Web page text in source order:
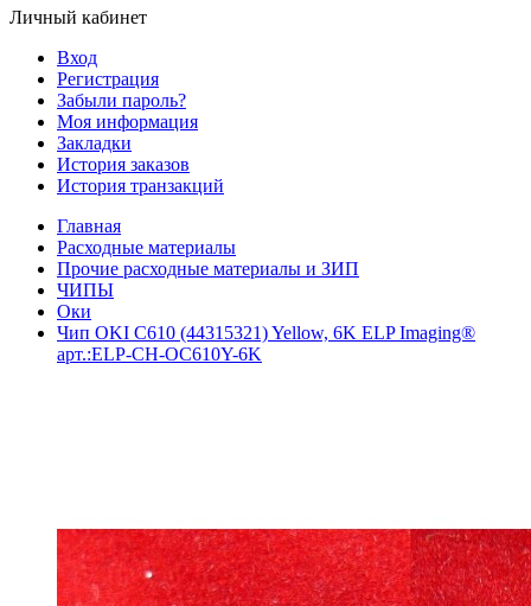
Личный кабинет
Вход
Регистрация
Забыли пароль?
Моя информация
Закладки
История заказов
История транзакций
Главная
Расходные материалы
Прочие расходные материалы и ЗИП
ЧИПЫ
Оки
Чип OKI C610 (44315321) Yellow, 6K ELP Imaging®
арт.:ELP-CH-OC610Y-6K